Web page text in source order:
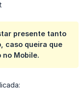
presente tanto
caso queira que
Mobile.